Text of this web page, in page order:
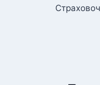
по